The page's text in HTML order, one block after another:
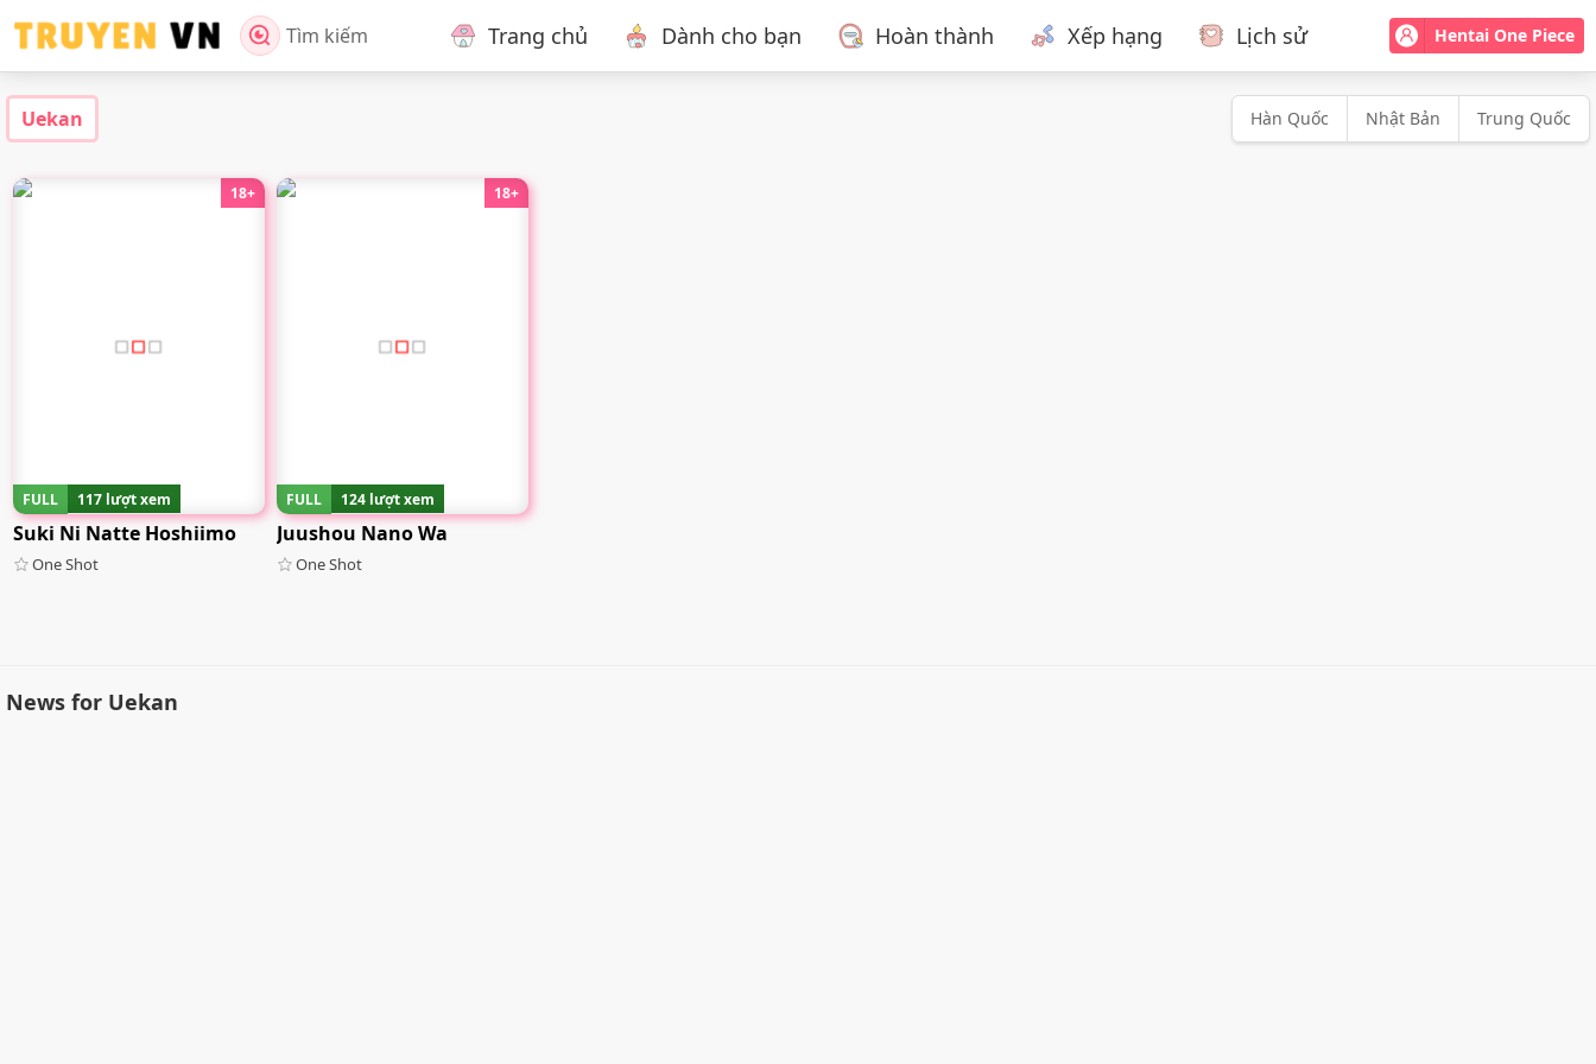
Tìm kiếm Hentai One Piece
Trang chủ Dành cho bạn Hoàn thành Xếp hạng Lịch sử
Uekan Hàn Quốc Nhật Bản Trung Quốc
18+
FULL 117 lượt xem
Suki Ni Natte Hoshiimo
One Shot
18+
FULL 124 lượt xem
Juushou Nano Wa
One Shot
News for Uekan